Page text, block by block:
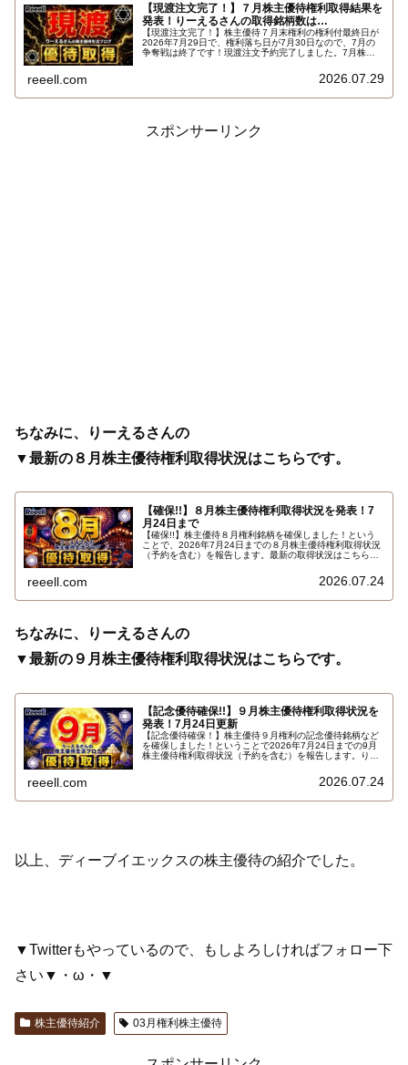
【現渡注文完了！】７月株主優待権利取得結果を
発表！りーえるさんの取得銘柄数は…
【現渡注文完了！】株主優待７月末権利の権利付最終日が
2026年7月29日で、権利落ち日が7月30日なので、7月の
争奪戦は終了です！現渡注文予約完了しました。7月株主
reeell.com 2026.07.29
スポンサーリンク
ちなみに、りーえるさんの
▼最新の８月株主優待権利取得状況はこちらです。
【確保!!】８月株主優待権利取得状況を発表！7
月24日まで
【確保!!】株主優待８月権利銘柄を確保しました！という
ことで、2026年7月24日までの８月株主優待権利取得状況
（予約を含む）を報告します。最新の取得状況はこちらで
reeell.com 2026.07.24
ちなみに、りーえるさんの
▼最新の９月株主優待権利取得状況はこちらです。
【記念優待確保!!】９月株主優待権利取得状況を
発表！7月24日更新
【記念優待確保！】株主優待９月権利の記念優待銘柄など
を確保しました！ということで2026年7月24日までの9月
株主優待権利取得状況（予約を含む）を報告します。りー
reeell.com 2026.07.24
以上、ディーブイエックスの株主優待の紹介でした。
▼Twitterもやっているので、もしよろしければフォロー下
さい▼・ω・▼
株主優待紹介 03月権利株主優待